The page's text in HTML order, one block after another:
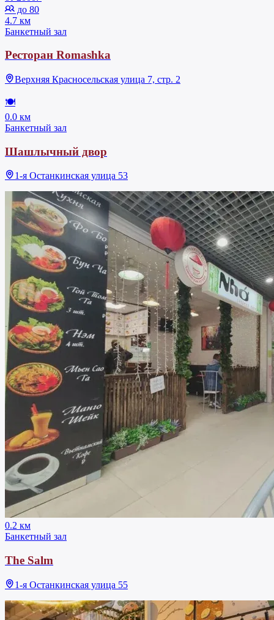
до 80
4.7 км
Банкетный зал
Ресторан Romashka
Верхняя Красносельская улица 7, стр. 2
🍽
0.0 км
Банкетный зал
Шашлычный двор
1-я Останкинская улица 53
0.2 км
Банкетный зал
The Salm
1-я Останкинская улица 55